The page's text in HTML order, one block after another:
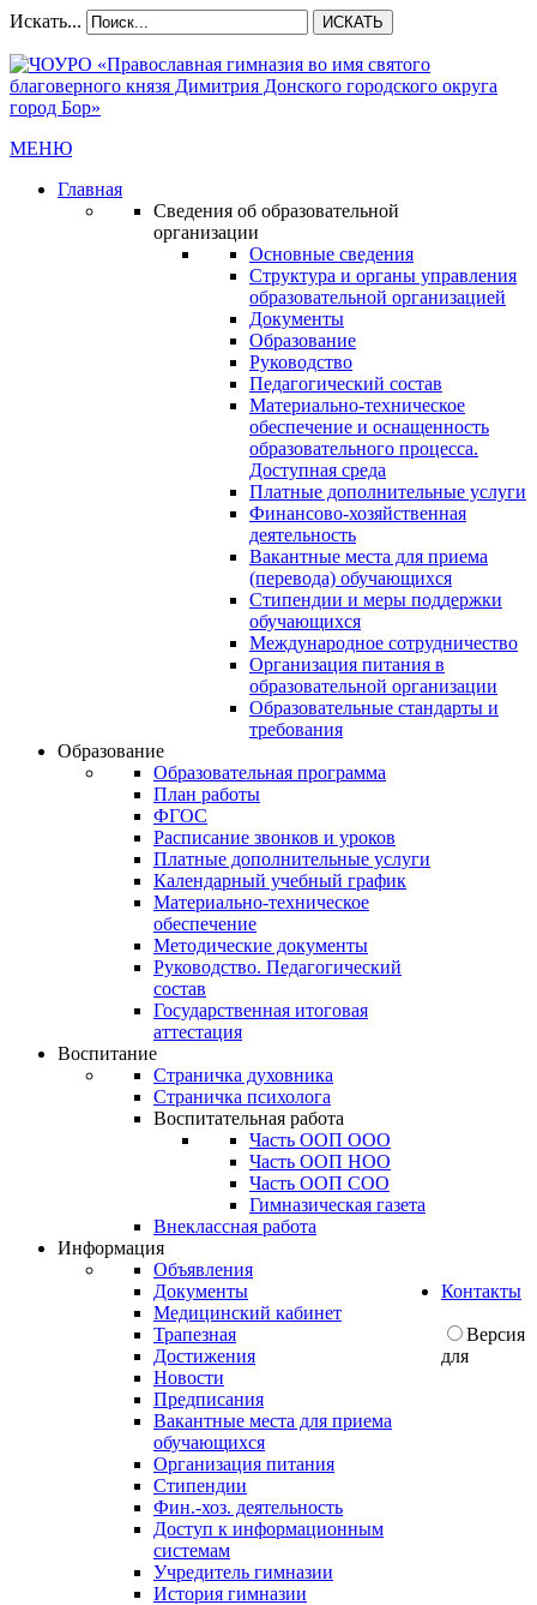
Искать... ИСКАТЬ
МЕНЮ
Главная
Сведения об образовательной
организации
Основные сведения
Структура и органы управления
образовательной организацией
Документы
Образование
Руководство
Педагогический состав
Материально-техническое
обеспечение и оснащенность
образовательного процесса.
Доступная среда
Платные дополнительные услуги
Финансово-хозяйственная
деятельность
Вакантные места для приема
(перевода) обучающихся
Стипендии и меры поддержки
обучающихся
Международное сотрудничество
Организация питания в
образовательной организации
Образовательные стандарты и
требования
Образование
Образовательная программа
План работы
ФГОС
Расписание звонков и уроков
Платные дополнительные услуги
Календарный учебный график
Материально-техническое
обеспечение
Методические документы
Руководство. Педагогический
состав
Государственная итоговая
аттестация
Воспитание
Страничка духовника
Страничка психолога
Воспитательная работа
Часть ООП ООО
Часть ООП НОО
Часть ООП СОО
Гимназическая газета
Внеклассная работа
Информация
Объявления
Документы
Медицинский кабинет
Трапезная
Достижения
Новости
Предписания
Вакантные места для приема
обучающихся
Организация питания
Стипендии
Фин.-хоз. деятельность
Доступ к информационным
системам
Учредитель гимназии
История гимназии
Контакты
Версия
для